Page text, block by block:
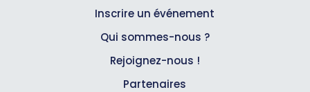
Inscrire un événement
Qui sommes-nous ?
Rejoignez-nous !
Partenaires